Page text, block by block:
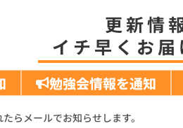
n
k
更新情
イチ早くお届
勉強会情報を通知
らメールでお知らせします。